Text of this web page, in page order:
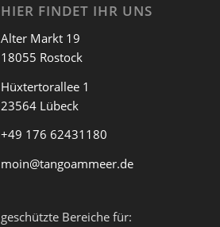
HIER FINDET IHR UNS
Alter Markt 19
18055 Rostock
Hüxtertorallee 1
23564 Lübeck
+49 176 62431180
moin@tangoammeer.de
geschützte Bereiche für: